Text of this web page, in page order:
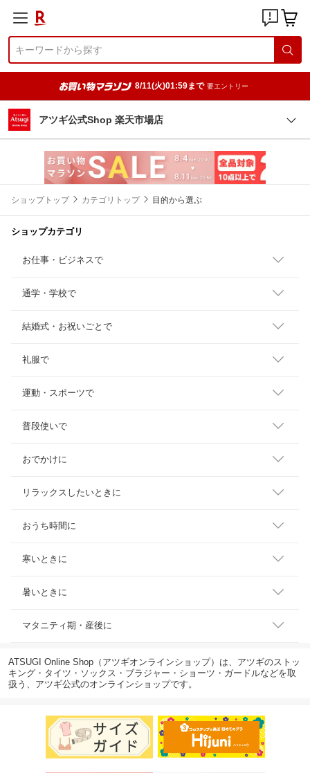
8/11(火)01:59まで 要エントリー
アツギ公式Shop 楽天市場店
ショップトップ カテゴリトップ 目的から選ぶ
ショップカテゴリ
お仕事・ビジネスで
通学・学校で
結婚式・お祝いごとで
礼服で
運動・スポーツで
普段使いで
おでかけに
リラックスしたいときに
おうち時間に
寒いときに
暑いときに
マタニティ期・産後に
ATSUGI Online Shop（アツギオンラインショップ）は、アツギのストッ
キング・タイツ・ソックス・ブラジャー・ショーツ・ガードルなどを取
扱う、アツギ公式のオンラインショップです。